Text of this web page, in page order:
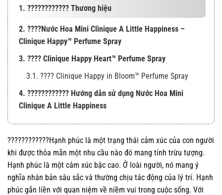
1. ???????????? Thương hiệu
2. ????Nước Hoa Mini Clinique A Little Happiness –
Clinique Happy™ Perfume Spray
3. ???? Clinique Happy Heart™ Perfume Spray
3.1. ???? Clinique Happy in Bloom™ Perfume Spray
4. ???????????? Hướng dẫn sử dụng Nước Hoa Mini
Clinique A Little Happiness
????????????Hạnh phúc là một trạng thái cảm xúc của con người
khi được thỏa mãn một nhu cầu nào đó mang tính trừu tượng.
Hạnh phúc là một cảm xúc bậc cao. Ở loài người, nó mang ý
nghĩa nhân bản sâu sắc và thường chịu tác động của lý trí. Hạnh
phúc gắn liền với quan niệm về niềm vui trong cuộc sống. Với